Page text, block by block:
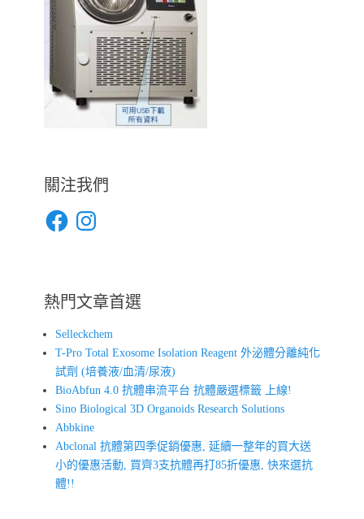
關注我們
FacebookInstagram
熱門文章首選
Selleckchem
T-Pro Total Exosome Isolation Reagent 外泌體分離純化
試劑 (培養液/血清/尿液)
BioAbfun 4.0 抗體串流平台 抗體嚴選標籤 上線!
Sino Biological 3D Organoids Research Solutions
Abbkine
Abclonal 抗體第四季促銷優惠, 延續一整年的買大送
小的優惠活動, 買齊3支抗體再打85折優惠, 快來選抗
體!!